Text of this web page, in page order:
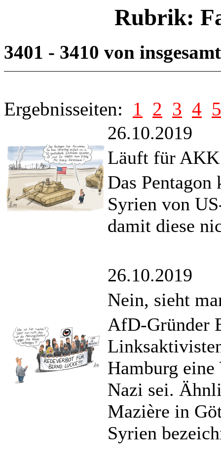
Rubrik:
3401 - 3410 von
Ergebnisseiten: 1 2 3 4 5
26.10.2019
Läuft für AKK
Das
Syrien von
damit diese
26.10.2019
Nein, sieht
AfD-Gründer
Hamburg eine
Nazi sei.
Mazière in
Syrien